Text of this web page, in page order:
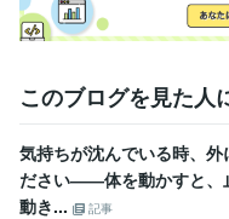
このブログを見た人
気持ちが沈んでいる時、外
ださい――体を動かすと、
動き...
記事